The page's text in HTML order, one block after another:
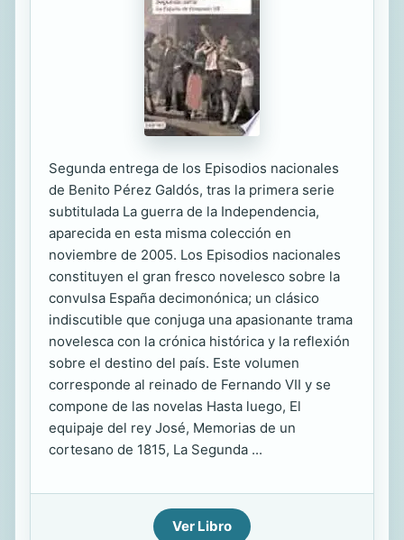
Segunda entrega de los Episodios nacionales
de Benito Pérez Galdós, tras la primera serie
subtitulada La guerra de la Independencia,
aparecida en esta misma colección en
noviembre de 2005. Los Episodios nacionales
constituyen el gran fresco novelesco sobre la
convulsa España decimonónica; un clásico
indiscutible que conjuga una apasionante trama
novelesca con la crónica histórica y la reflexión
sobre el destino del país. Este volumen
corresponde al reinado de Fernando VII y se
compone de las novelas Hasta luego, El
equipaje del rey José, Memorias de un
cortesano de 1815, La Segunda ...
Ver Libro